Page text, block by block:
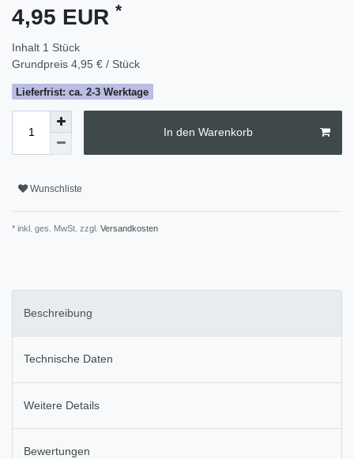
4,95 EUR *
Inhalt 1 Stück
Grundpreis 4,95 € / Stück
Lieferfrist: ca. 2-3 Werktage
In den Warenkorb
Wunschliste
* inkl. ges. MwSt. zzgl. Versandkosten
Beschreibung
Technische Daten
Weitere Details
Bewertungen